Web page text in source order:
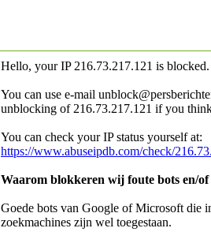
Hello, your IP 216.73.217.121 is blocked.
You can use e-mail
unblocking of 216.73.217.121 if you
You can check your IP status yourself at:
https://www.abuseipdb.com/check/
Waarom blokkeren wij foute bots en/of
Goede bots van Google of Microsoft die
zoekmachines zijn wel toegestaan.